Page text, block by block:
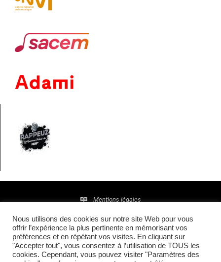
Mentions légales
Politique de confidentialité
© 2016 • Site maintenu et mis à jour parTI(E)GER
COMMUNICATION
Nous utilisons des cookies sur notre site Web pour vous
offrir l’expérience la plus pertinente en mémorisant vos
préférences et en répétant vos visites. En cliquant sur
"Accepter tout", vous consentez à l’utilisation de TOUS les
cookies. Cependant, vous pouvez visiter "Paramètres des